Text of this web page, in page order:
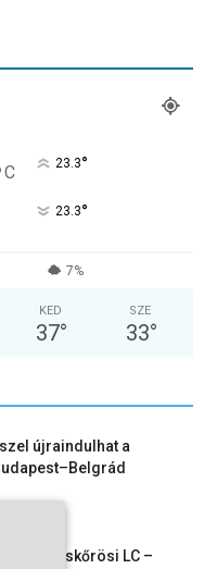
C 23.3°
23.3°
7%
KED
37°
SZE
33°
újraindulhat a
a Kiskőrösi LC –